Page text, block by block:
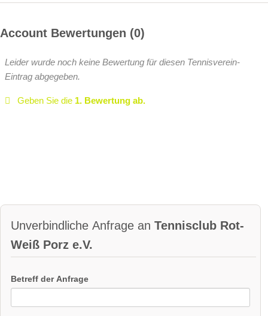
Account Bewertungen 0
Leider wurde noch keine Bewertung für diesen Tennisverein-
Eintrag abgegeben.
Geben Sie die 1. Bewertung ab.
Unverbindliche Anfrage an Tennisclub Rot-
Weiß Porz e.V.
Betreff der Anfrage